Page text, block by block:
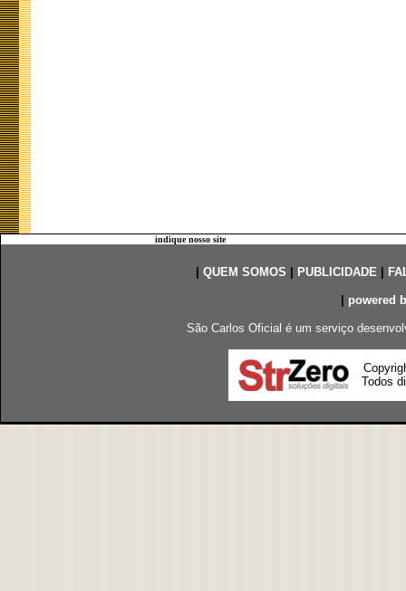
indique nosso site
QUEM SOMOS PUBLICIDADE|
powered
São Carlos Oficial é um serviço
Todos